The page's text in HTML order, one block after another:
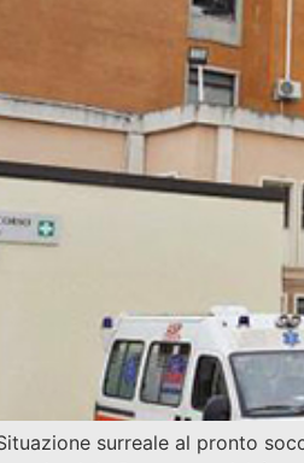
surreale al pronto